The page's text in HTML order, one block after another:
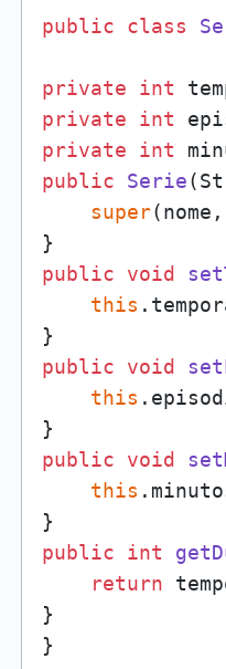
public class
private int
private
int
private
int
public
Serie
super
public
void
this
public
void
this
public
void
this
public
int
return
}